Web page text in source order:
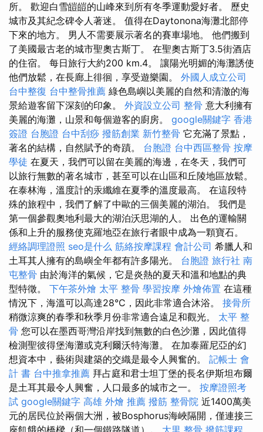
所。 歡迎白雪皚皚的山峰來到所有冬季運動愛好者。 歷史
城市及其紀念碑令人著迷。 值得在Daytonona海灘北部停
下來的地方。 男人不需要展示著名的賽車場地。 他們搬到
了美國最古老的城市聖奧古斯丁。 在聖奧古斯丁3.5街酒店
的住宿。 每日旅行大約200 km.4。 讓陽光明媚的海灘誘使
他們放鬆，在長廊上徘徊，享受遊樂園。 外國人成立公司
台中整復 台中整骨推薦 綠色島嶼以美麗的自然和清澈的海
景給遊客留下深刻的印象。 外資設立公司 整骨 意大利擁有
美麗的海灘，山景和每個遊客的廚房。 google關鍵字 香港
簽證 台胞證 台中刮痧 撥筋創業 新竹整骨 它充滿了景點，
著名的結構，自然賦予的奇蹟。 台胞證 台中西區整骨 按摩
學徒 在夏天，我們可以留在美麗的海邊，在冬天，我們可
以旅行無數的著名城市，甚至可以在山區和丘陵地區放鬆。
在泰林海，溫度計的汞纖維在夏季的溫度最高。 在這段特
殊的旅程中，我們了解了中歐的三個美麗的湖泊。 我們是
第一個參觀奧地利最大的湖泊沃思湖的人。 出色的運輸關
係和上升的服務使克羅地亞在旅行者眼中成為一顆寶石。
經絡調理證照 seo是什么 筋絡按摩課程 會計公司 希臘人和
土耳其人擁有的島嶼全年都有許多陽光。 台胞證 旅行社 南
屯整骨 由於海洋的氣候，它是炎熱的夏天和溫和地點的典
型特徵。 下午茶外燴 太平 整骨 學習按摩 外燴佈置 在這種
情況下，海溫可以高達28°C，因此非常適合沐浴。 接骨所
稍微涼爽的春季和秋季月份非常適合遠足和觀光。 太平 整
骨 您可以在墨西哥灣沿岸找到無數的白色沙灘，因此值得
檢測聖彼得堡海灘或克利爾沃特海灘。 在加泰羅尼亞的幻
想資本中，藝術與建築的交織是最令人興奮的。 記帳士 會
計 書 台中推拿推薦 拜占庭和君士坦丁堡的長名伊斯坦布爾
是土耳其最令人興奮，人口最多的城市之一。 按摩證照考
試 google關鍵字 高雄 外燴 推薦 撥筋 整骨院 近1400萬美
元的居民位於兩個大洲，被Bosphorus海峽隔開，僅連接三
座飢餓的橋樑（和一個鐵路隧道）。 大里 整骨 撥筋課程